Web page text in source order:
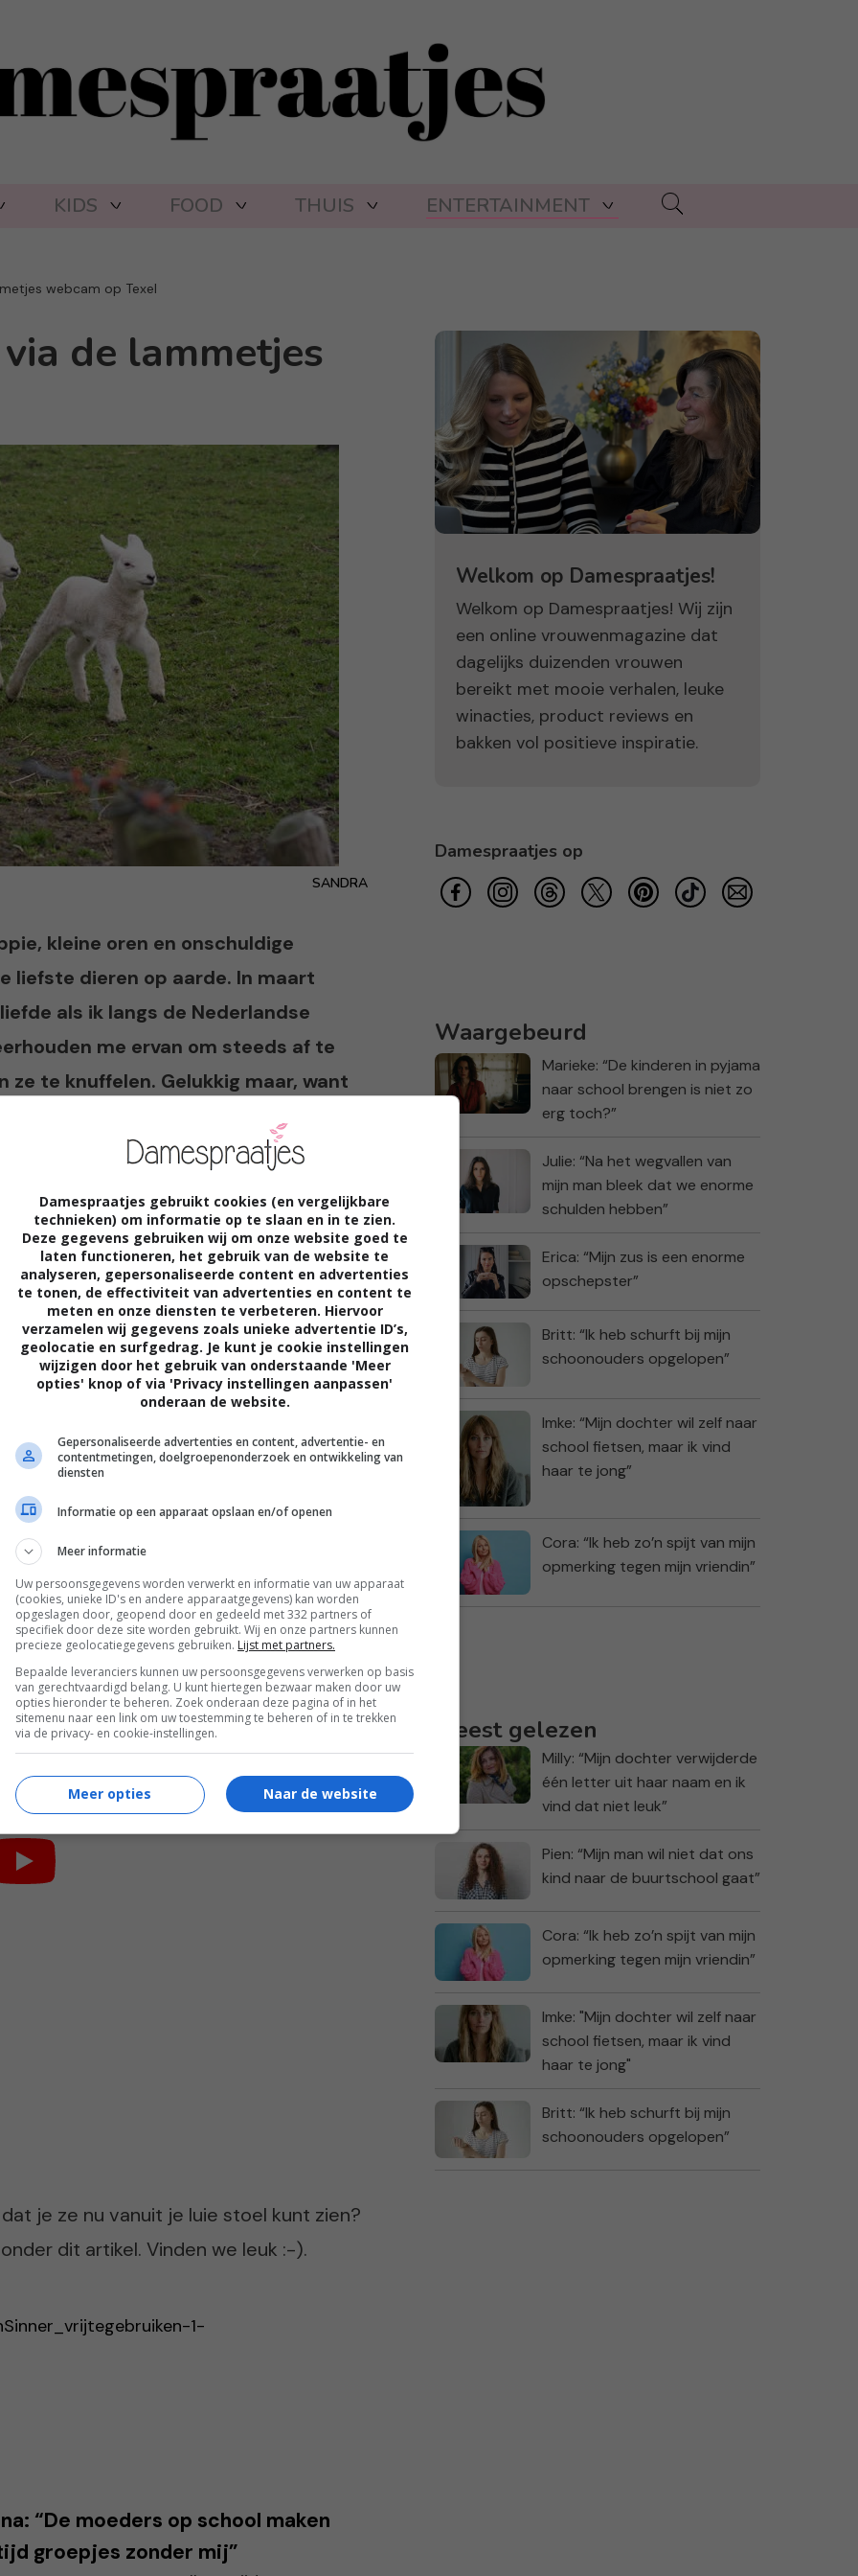
KIDS FOOD THUIS ENTERTAINMENT
webcam op Texel
de lammetjes
SANDRA
kleine oren en onschuldige
liefste dieren op aarde. In maart
als ik langs de Nederlandse
me ervan om steeds af te
te knuffelen. Gelukkig maar, want
flink omlaag halen :-).
genoeg kan krijgen van lammetjes
andere redenen, heb ik goed nieuws. Via
uren naar deze schattige
het zijn dat je beelden van de stal
het dan later nog eens.
drukke periode. Bij zijn oerderij
op de geboorte van hun lammetjes.
van een drieling
kan helpen.
je ze nu vanuit je luie stoel kunt zien?
dit artikel. Vinden we leuk :-).
“De moeders op school maken
groepjes zonder mij”
Welkom op Damespraatjes!
Welkom op Damespraatjes! Wij zijn
een online vrouwenmagazine dat
dagelijks duizenden vrouwen
bereikt met mooie verhalen, leuke
winacties, product reviews en
bakken vol positieve inspiratie.
Damespraatjes op
Waargebeurd
Marieke: “De kinderen in pyjama
naar school brengen is niet zo
erg toch?”
Julie: “Na het wegvallen van
mijn man bleek dat we enorme
schulden hebben”
Erica: “Mijn zus is een enorme
opschepster”
Britt: “Ik heb schurft bij mijn
schoonouders opgelopen”
Imke: “Mijn dochter wil zelf naar
school fietsen, maar ik vind
haar te jong”
Cora: “Ik heb zo’n spijt van mijn
opmerking tegen mijn vriendin”
Meest gelezen
Milly: “Mijn dochter verwijderde
één letter uit haar naam en ik
vind dat niet leuk”
Pien: “Mijn man wil niet dat ons
kind naar de buurtschool gaat”
Cora: “Ik heb zo’n spijt van mijn
opmerking tegen mijn vriendin”
Imke: "Mijn dochter wil zelf naar
school fietsen, maar ik vind
haar te jong"
Britt: “Ik heb schurft bij mijn
schoonouders opgelopen”
Damespraatjes gebruikt cookies (en vergelijkbare
technieken) om informatie op te slaan en in te zien.
Deze gegevens gebruiken wij om onze website goed te
laten functioneren, het gebruik van de website te
analyseren, gepersonaliseerde content en advertenties
te tonen, de effectiviteit van advertenties en content te
meten en onze diensten te verbeteren. Hiervoor
verzamelen wij gegevens zoals unieke advertentie ID’s,
geolocatie en surfgedrag. Je kunt je cookie instellingen
wijzigen door het gebruik van onderstaande 'Meer
opties' knop of via 'Privacy instellingen aanpassen'
onderaan de website.
Gepersonaliseerde advertenties en content, advertentie- en
contentmetingen, doelgroepenonderzoek en ontwikkeling van
diensten
Informatie op een apparaat opslaan en/of openen
Meer informatie
Uw persoonsgegevens worden verwerkt en informatie van uw apparaat
(cookies, unieke ID's en andere apparaatgegevens) kan worden
opgeslagen door, geopend door en gedeeld met 332 partners of
specifiek door deze site worden gebruikt. Wij en onze partners kunnen
precieze geolocatiegegevens gebruiken. Lijst met partners.
Bepaalde leveranciers kunnen uw persoonsgegevens verwerken op basis
van gerechtvaardigd belang. U kunt hiertegen bezwaar maken door uw
opties hieronder te beheren. Zoek onderaan deze pagina of in het
sitemenu naar een link om uw toestemming te beheren of in te trekken
via de privacy- en cookie-instellingen.
Naar de website
Meer opties